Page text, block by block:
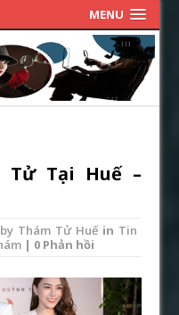
MENU
Tử Tại Huế –
Thám Tử Huếin Tin
| 0 Phản hồi